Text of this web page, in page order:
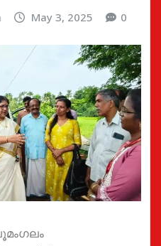
May 3, 2025 0